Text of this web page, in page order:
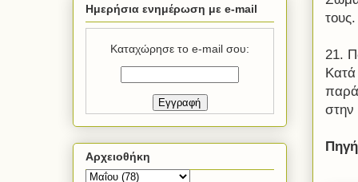
τους.
21.
στην
Ημερήσια ενημέρωση με e-mail
Καταχώρησε το e-mail σου:
Αρχειοθήκη